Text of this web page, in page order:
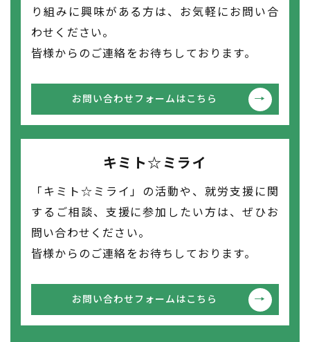
り組みに興味がある方は、お気軽にお問い合
わせください。
皆様からのご連絡をお待ちしております。
お問い合わせフォームはこちら
キミト☆ミライ
「キミト☆ミライ」の活動や、就労支援に関
するご相談、支援に参加したい方は、ぜひお
問い合わせください。
皆様からのご連絡をお待ちしております。
お問い合わせフォームはこちら